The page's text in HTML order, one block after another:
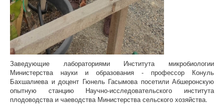
Заведующие лабораториями Института микробиологии
Министерства науки и образования - профессор Конуль
Бахшалиева и доцент Гюнель Гасымова посетили Абшеронскую
опытную станцию ​​Научно-исследовательского института
плодоводства и чаеводства Министерства сельского хозяйства.